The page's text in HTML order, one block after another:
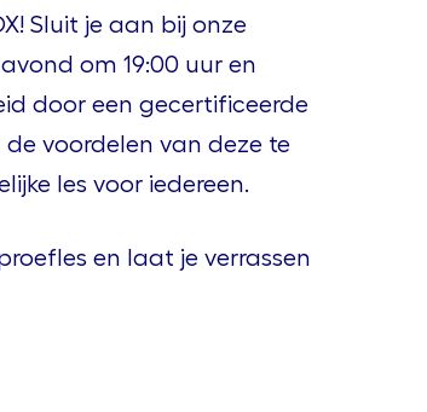
Sluit je aan bij onze
om 19:00 uur en
door een gecertificeerde
voordelen van deze te
les voor iedereen.
en laat je verrassen